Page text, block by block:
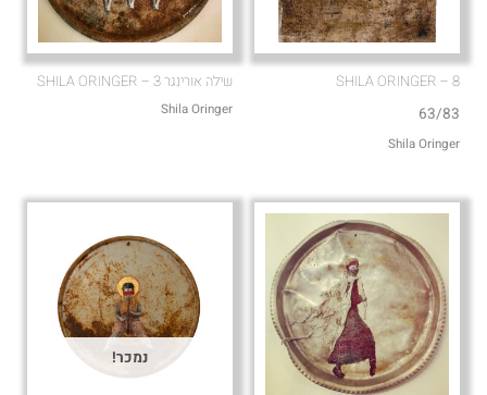
8 – SHILA ORINGER
63/83
Shila Oringer
שילה אורינגר 3 – SHILA ORINGER
Shila Oringer
נמכר!